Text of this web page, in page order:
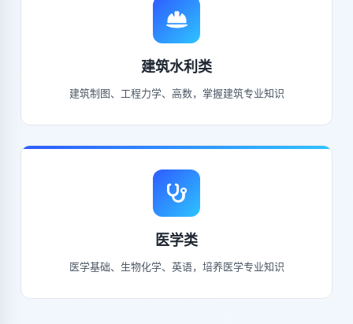
建筑水利类
建筑制图、工程力学、高数，掌握建筑专业知识
医学类
医学基础、生物化学、英语，培养医学专业知识